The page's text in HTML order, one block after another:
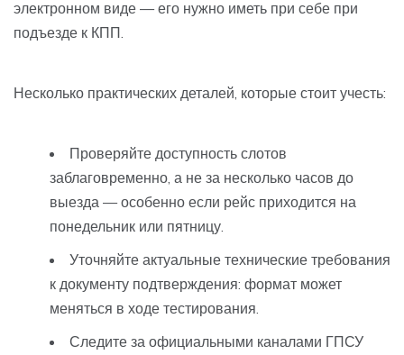
электронном виде — его нужно иметь при себе при
подъезде к КПП.
Несколько практических деталей, которые стоит учесть:
Проверяйте доступность слотов
заблаговременно, а не за несколько часов до
выезда — особенно если рейс приходится на
понедельник или пятницу.
Уточняйте актуальные технические требования
к документу подтверждения: формат может
меняться в ходе тестирования.
Следите за официальными каналами ГПСУ